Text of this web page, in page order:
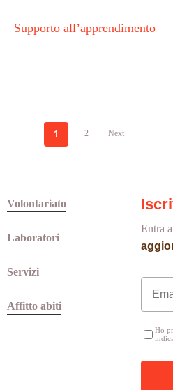
Supporto all’apprendimento
1 2 Next
Volontariato
Laboratori
Servizi
Affitto abiti
Entra
Ho